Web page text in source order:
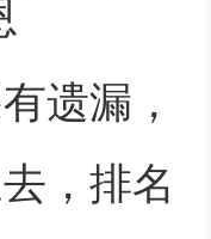
遗漏，
，排名